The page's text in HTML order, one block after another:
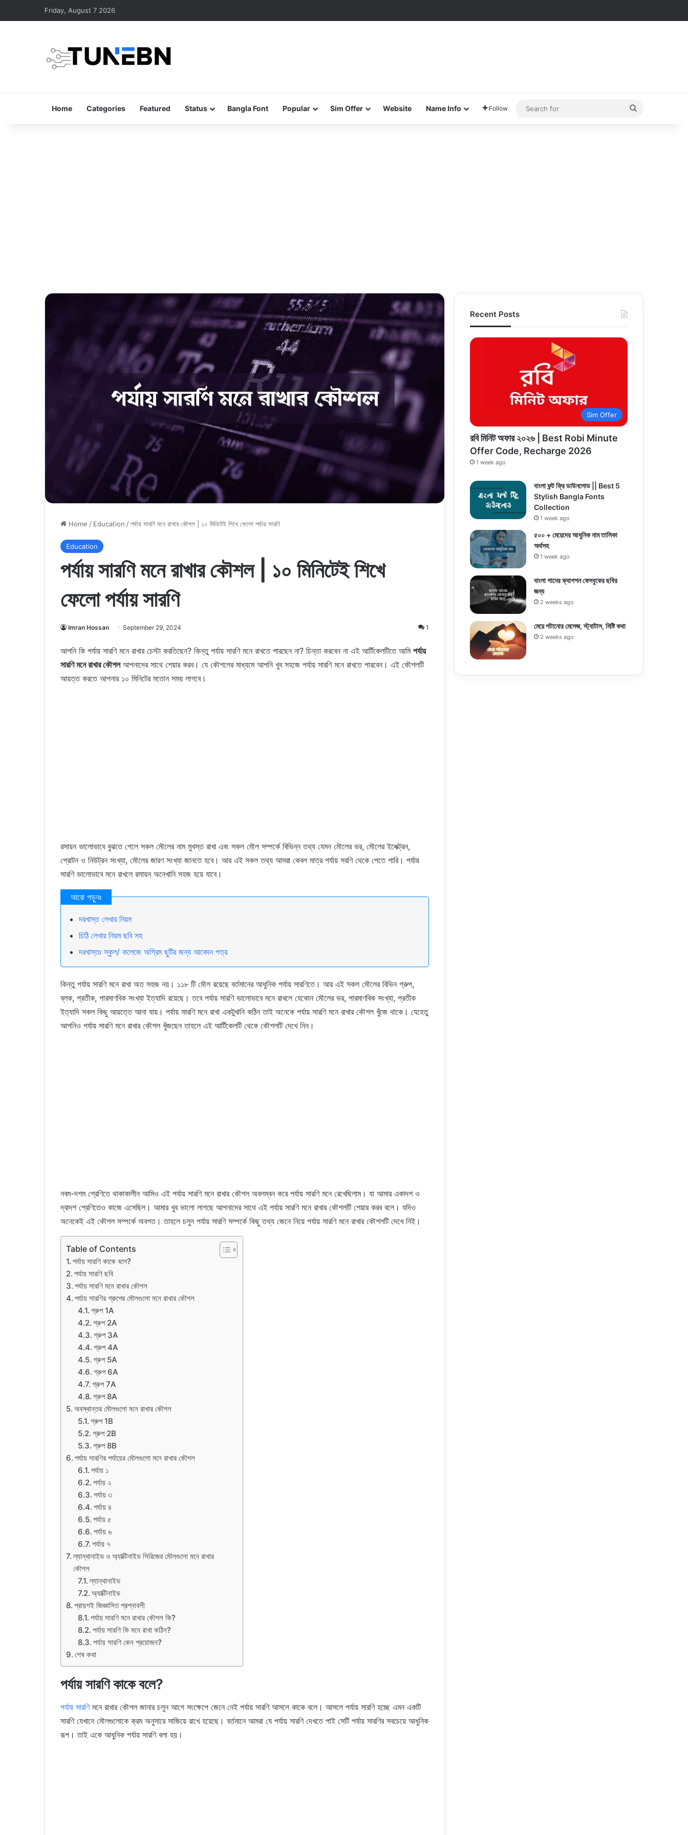
Friday, August 7 2026
Home Categories Featured Status Bangla Font Popular Sim Offer Website Name Info Follow
Home / Education /পর্যায় সারণি মনে রাখার কৌশল | ১০ মিনিটেই শিখে ফেলো পর্যায় সারণি
Education
পর্যায় সারণি মনে রাখার কৌশল | ১০ মিনিটেই শিখে
ফেলো পর্যায় সারণি
Imran Hossan September 29, 2024 1
আপনি কি পর্যায় সারণি মনে রাখার চেস্টা করতিছেন? কিন্তু পর্যায় সারণি মনে রাখতে পারছেন না? চিন্তা করবেন না এই আর্টিকেলটিতে আমি পর্যায়
সারণি মনে রাখার কৌশলআপনাদের সাথে শেয়ার করব। যে কৌশলের মাধ্যমে আপনি খুব সহজে পর্যায় সারণি মনে রাখতে পারবেন। এই কৌশলটি
আয়ত্ত করতে আপনার ১০ মিনিটের মতোন সময় লাগবে।
রসায়ন ভালোভাবে বুঝতে গেলে সকল মৌলের নাম মুখস্ত রাখা এবং সকল মৌল সম্পর্কে বিভিন্ন তথ্য যেমন মৌলের ভর, মৌলের ইলেক্ট্রন,
প্রোটন ও নিউট্রন সংখ্যা, মৌলের জারণ সংখ্যা জানতে হবে। আর এই সকল তথ্য আমরা কেবল মাত্র পর্যায় সরণি থেকে পেতে পারি। পর্যায়
সারণি ভালোভাবে মনে রাখলে রসায়ন অনেখানি সহজ হয়ে যাবে।
দরখাস্ত লেখার নিয়ম
চিঠি লেখার নিয়ম ছবি সহ
দরখাস্তঃ স্কুল/ কলেজে অগ্রিম ছুটির জন্য আবেদন পত্র
কিন্তু পর্যায় সারণি মনে রাখা অত সহজ নয়। ১১৮ টি মৌল রয়েছে বর্তমানের আধুনিক পর্যায় সারণিতে। আর এই সকল মৌলের বিভিন গ্রুপ,
ব্লক, প্রতীক, পারমাণবিক সংখ্যা ইত্যাদি রয়েছে। তবে পর্যায় সারণি ভালোভাবে মনে রাখলে যেকোন মৌলের ভর, পারমাণবিক সংখ্যা, প্রতীক
ইত্যাদি সকল কিছু আয়ত্তে আনা যায়। পর্যায় সারণি মনে রাখা একটুখানি কঠিন তাই অনেকে পর্যায় সারণি মনে রাখার কৌশল খুঁজে থাকে। যেহেতু
আপনিও পর্যায় সারণি মনে রাখার কৌশল খুঁজছেন তাহলে এই আর্টিকেলটি থেকে কৌশলটি দেখে নিন।
নবম-দশম শ্রেণিতে থাকাকালীন আমিও এই পর্যায় সারণি মনে রাখার কৌশল অবলম্বন করে পর্যায় সারণি মনে রেখেছিলাম। যা আমার একাদশ ও
দ্বাদশ শ্রেণিতেও কাজে এসেছিল। আমার খুব ভালো লাগছে আপনাদের সাথে এই পর্যায় সারণি মনে রাখার কৌশলটি শেয়ার করব বলে। যদিও
অনেকেই এই কৌশল সম্পর্কে অবগত। তাহলে চলুন পর্যায় সারণি সম্পর্কে কিছু তথ্য জেনে নিয়ে পর্যায় সারণি মনে রাখার কৌশলটি দেখে নিই।
Table of Contents
পর্যায় সারণি কাকে বলে?
পর্যায় সারণি ছবি
পর্যায় সারণি মনে রাখার কৌশল
পর্যায় সারণির গ্রুপের মৌলগুলো মনে রাখার কৌশল
গ্রুপ 1A
গ্রুপ 2A
গ্রুপ 3A
গ্রুপ 4A
গ্রুপ 5A
গ্রুপ 6A
গ্রুপ 7A
গ্রুপ 8A
অবস্থান্তর মৌলগুলো মনে রাখার কৌশল
গ্রুপ 1B
গ্রুপ 2B
গ্রুপ 8B
পর্যায় সারণির পর্যায়ের মৌলগুলো মনে রাখার কৌশল
পর্যায় ১
পর্যায় ২
পর্যায় ৩
পর্যায় ৪
পর্যায় ৫
পর্যায় ৬
পর্যায় ৭
ল্যান্থানাইড ও অ্যাক্টিনাইড সিরিজের মৌলগুলো মনে রাখার
কৌশল
ল্যান্থানাইড
অ্যাক্টিনাইড
প্রায়শই জিজ্ঞাসিত প্রশ্নাবলী
পর্যায় সারণি মনে রাখার কৌশল কি?
পর্যায় সারণি কি মনে রাখা কঠিন?
পর্যায় সারণি কেন প্রয়োজন?
শেষ কথা
পর্যায় সারণি কাকে বলে?
পর্যায় সারণিমনে রাখার কৌশল জানার চলুন আগে সংক্ষেপে জেনে নেই পর্যায় সারণি আসলে কাকে বলে। আসলে পর্যায় সারণি হচ্ছে এমন একটি
সারণি যেখানে মৌলগুলোকে ক্রম অনুসারে সাজিয়ে রাখে হয়েছে। বর্তমানে আমরা যে পর্যায় সারণি দেখতে পাই সেটি পর্যায় সারণির সবচেয়ে আধুনিক
রূপ। তাই একে আধুনিক পর্যায় সারণি বলা হয়।
Recent Posts
Sim Offer
রবি মিনিট অফার ২০২৬ | Best Robi Minute
Offer Code, Recharge 2026
1 week ago
বাংলা ফন্ট ফ্রি ডাউনলোড || Best 5
Stylish Bangla Fonts
Collection
1 week ago
৫০০ + মেয়েদের আধুনিক নাম তালিকা
অর্থসহ
1 week ago
বাংলা গানের ক্যাপশন ফেসবুকের ছবির
জন্য
2 weeks ago
মেয়ে পটানোর মেসেজ, স্ট্যাটাস, মিষ্টি কথা
2 weeks ago